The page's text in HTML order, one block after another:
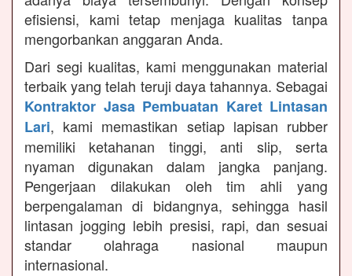
efisiensi, kami tetap menjaga kualitas tanpa
mengorbankan anggaran Anda.
Dari segi kualitas, kami menggunakan material
terbaik yang telah teruji daya tahannya. Sebagai
Kontraktor Jasa Pembuatan Karet Lintasan
Lari, kami memastikan setiap lapisan rubber
memiliki ketahanan tinggi, anti slip, serta
nyaman digunakan dalam jangka panjang.
Pengerjaan dilakukan oleh tim ahli yang
berpengalaman di bidangnya, sehingga hasil
lintasan jogging lebih presisi, rapi, dan sesuai
standar olahraga nasional maupun
internasional.